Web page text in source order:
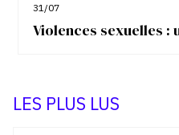
31/07
Violences sexuelles :
LES PLUS LUS